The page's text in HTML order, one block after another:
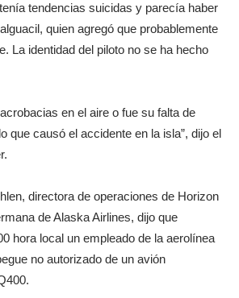
tendencias suicidas y parecía haber
quien agregó que probablemente
La identidad del piloto no se ha hecho
en el aire o fue su falta de
que causó el accidente en la isla”, dijo el
directora de operaciones de Horizon
de Alaska Airlines, dijo que
hora local un empleado de la aerolínea
no autorizado de un avión